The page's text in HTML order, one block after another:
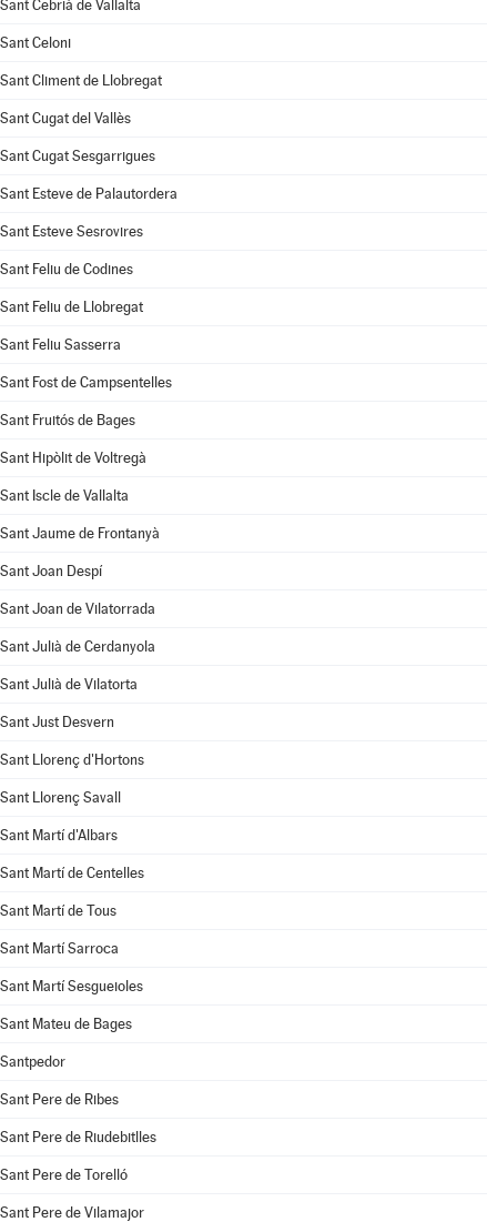
Sant Cebrià de Vallalta
Sant Celoni
Sant Climent de Llobregat
Sant Cugat del Vallès
Sant Cugat Sesgarrigues
Sant Esteve de Palautordera
Sant Esteve Sesrovires
Sant Feliu de Codines
Sant Feliu de Llobregat
Sant Feliu Sasserra
Sant Fost de Campsentelles
Sant Fruitós de Bages
Sant Hipòlit de Voltregà
Sant Iscle de Vallalta
Sant Jaume de Frontanyà
Sant Joan Despí
Sant Joan de Vilatorrada
Sant Julià de Cerdanyola
Sant Julià de Vilatorta
Sant Just Desvern
Sant Llorenç d'Hortons
Sant Llorenç Savall
Sant Martí d'Albars
Sant Martí de Centelles
Sant Martí de Tous
Sant Martí Sarroca
Sant Martí Sesgueioles
Sant Mateu de Bages
Santpedor
Sant Pere de Ribes
Sant Pere de Riudebitlles
Sant Pere de Torelló
Sant Pere de Vilamajor